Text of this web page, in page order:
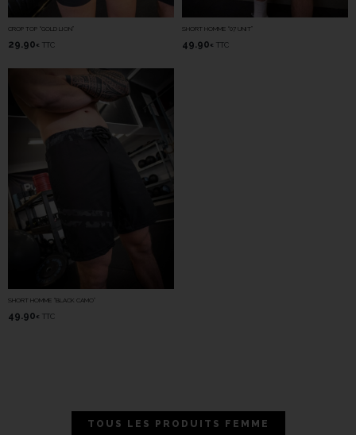
CROP TOP “GOLD LION”
29.90 € TTC
SHORT HOMME “07 UNIT”
49.90 € TTC
SHORT HOMME “BLACK CAMO”
49.90 € TTC
TOUS LES PRODUITS FEMME